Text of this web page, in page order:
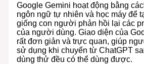
Google Gemini hoạt động bằng
ngôn ngữ tự nhiên và học máy để
giống con người phản hồi lại các
của người dùng. Giao diện của
rất đơn giản và trực quan, giúp
sử dụng khi chuyển từ ChatGPT
dùng thử đều có thể dùng được.